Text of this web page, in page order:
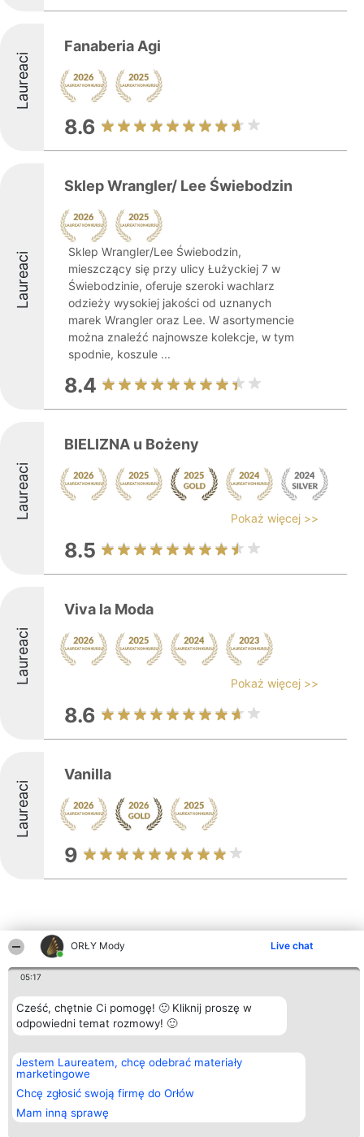
ORŁY Mody Live chat
05:17
Cześć, chętnie Ci pomogę! 🙂 Kliknij proszę w
odpowiedni temat rozmowy! 🙂
Jestem Laureatem, chcę odebrać materiały
marketingowe
Chcę zgłosić swoją firmę do Orłów
Mam inną sprawę
Laureaci
Fanaberia Agi
8.6
Laureaci
Sklep Wrangler/ Lee Świebodzin
Sklep Wrangler/Lee Świebodzin,
mieszczący się przy ulicy Łużyckiej 7 w
Świebodzinie, oferuje szeroki wachlarz
odzieży wysokiej jakości od uznanych
marek Wrangler oraz Lee. W asortymencie
można znaleźć najnowsze kolekcje, w tym
spodnie, koszule ...
8.4
Laureaci
BIELIZNA u Bożeny
Pokaż więcej >>
8.5
Laureaci
Viva la Moda
Pokaż więcej >>
8.6
Laureaci
Vanilla
9
Inne firmy z województwa
Organizator plebiscytu
Bright Side Solutions sp. z o.
ul. Ruska 22
Wrocław 50-079
KRS 0000749100 | Regon
381313360 | NIP 8943132676
Plebiscyt
Laureaci
wszystkich
Laureatów
Regulamin